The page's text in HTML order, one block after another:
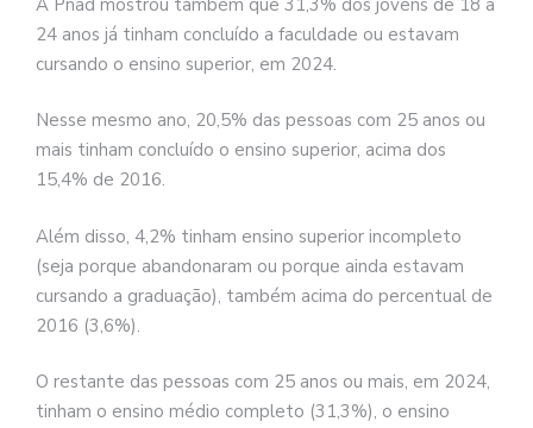
24 anos já tinham concluído a faculdade ou estavam
cursando o ensino superior, em 2024.
Nesse mesmo ano, 20,5% das pessoas com 25 anos ou
mais tinham concluído o ensino superior, acima dos
15,4% de 2016.
Além disso, 4,2% tinham ensino superior incompleto
(seja porque abandonaram ou porque ainda estavam
cursando a graduação), também acima do percentual de
2016 (3,6%).
O restante das pessoas com 25 anos ou mais, em 2024,
tinham o ensino médio completo (31,3%), o ensino